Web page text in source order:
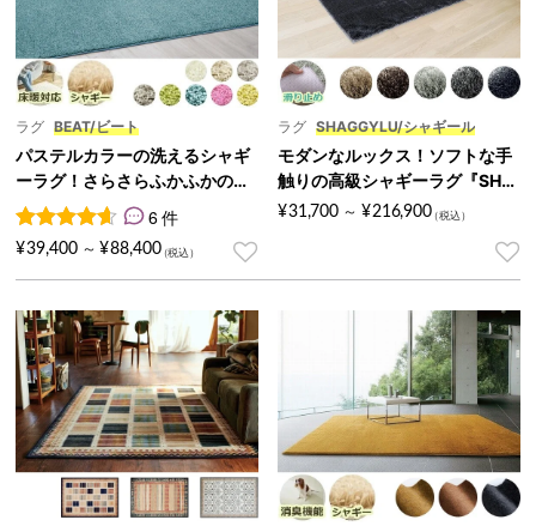
ラグ BEAT/ビート
パステルカラーの洗えるシャギ
ーラグ！さらさらふかふかの肌
触り『BEAT/ビート』
6
件の利用者評価に基づく5段階評価のうち、
6 件
¥39,400 ～ ¥88,400
ラグ SHAGGYLU/シャギール
モダンなルックス！ソフトな手
触りの高級シャギーラグ『SHA
GGYLU/シャギール』
¥31,700 ～ ¥216,900